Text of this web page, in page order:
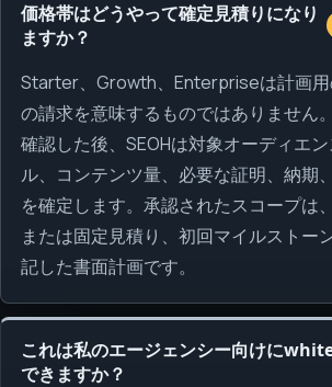
価格帯はどうやって確定見積りになり
ますか？
Starter、Growth、Enterpriseは計画用
の請求を意味するものではありません
確認した後、SEOHは対象オーディエ
ル、コンテンツ量、必要な証明、納期
を確定します。承認されたスコープは
または固定見積り、初回マイルストー
記した書面計画です。
これは私のエージェンシー向けに
できますか？